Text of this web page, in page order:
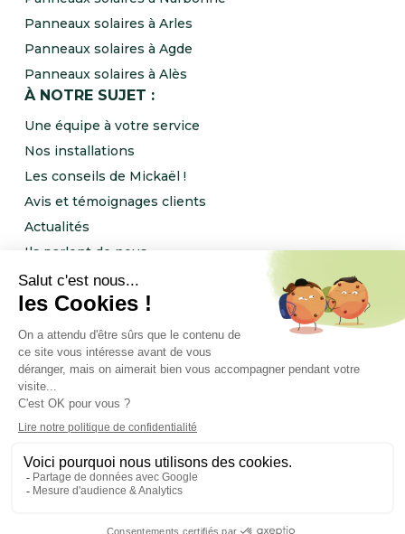
Panneaux solaires à Arles
Panneaux solaires à Agde
Panneaux solaires à Alès
À NOTRE SUJET :
Une équipe à votre service
Nos installations
Les conseils de Mickaël !
Avis et témoignages clients
Actualités
Ils parlent de nous
Rejoignez l’équipe NRJ Ingénierie !
Notre programme de parrainage
Le programme ambassadeur NRJ Ingénierie